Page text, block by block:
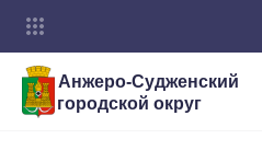
Анжеро-Судженский
городской округ